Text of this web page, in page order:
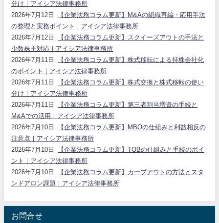
分け｜アイシア法律事務所
2026年7月12日
【企業法務コラム更新】M&Aの組織再編・応用手法
の整理と実務ポイント｜アイシア法律事務所
2026年7月12日
【企業法務コラム更新】スクイーズアウトの手法と
少数株主対応｜アイシア法律事務所
2026年7月11日
【企業法務コラム更新】株式移転による持株会社化
のポイント｜アイシア法律事務所
2026年7月11日
【企業法務コラム更新】株式交換と株式移転の使い
分け｜アイシア法律事務所
2026年7月11日
【企業法務コラム更新】第三者割当増資の手続と
M&Aでの活用｜アイシア法律事務所
2026年7月10日
【企業法務コラム更新】MBOの仕組みと利益相反の
注意点｜アイシア法律事務所
2026年7月10日
【企業法務コラム更新】TOBの仕組みと手続のポイ
ント｜アイシア法律事務所
2026年7月10日
【企業法務コラム更新】カーブアウトの方法とスタ
ンドアロン課題｜アイシア法律事務所
お問合せ